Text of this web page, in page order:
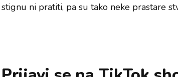
stignu ni pratiti, pa su tako neke prastare